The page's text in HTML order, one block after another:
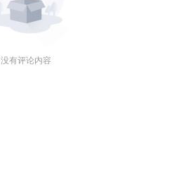
没有评论内容